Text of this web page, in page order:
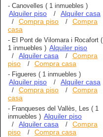
- Canovelles ( 1 inmuebles )
Alquiler piso / Alquiler casa
/ Compra piso /
Compra
casa
- El Pont de Vilomara i Rocafort (
1 inmuebles ) Alquiler piso
/ Alquiler casa /
Compra
piso
/ Compra casa
- Figueres ( 1 inmuebles )
Alquiler piso / Alquiler casa
/ Compra piso /
Compra
casa
- Franqueses del Vallès, Les ( 1
inmuebles ) Alquiler piso
/ Alquiler casa /
Compra
piso
/ Compra casa